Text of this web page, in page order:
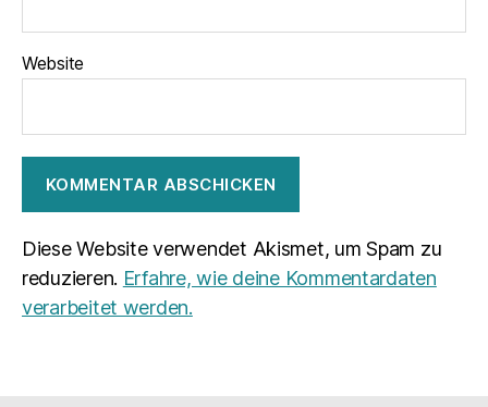
Website
Diese Website verwendet Akismet, um Spam zu
reduzieren. Erfahre, wie deine Kommentardaten
verarbeitet werden.